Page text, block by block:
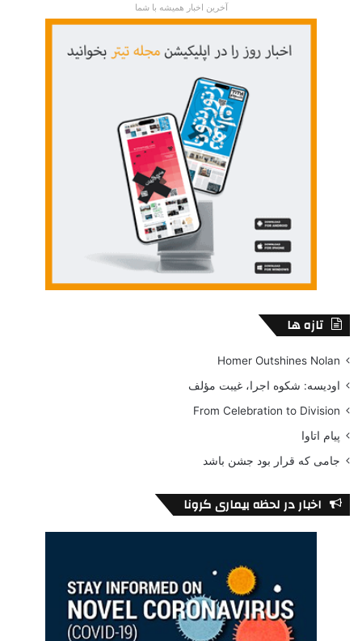
آخرین اخبار همیشه با شما
تازه ها
Homer Outshines Nolan
اودیسه: شکوه اجرا، غیبت مؤلف
From Celebration to Division
پیام اتاوا
جامی که قرار بود جشن باشد
اخبار در لحظه بیماری کرونا